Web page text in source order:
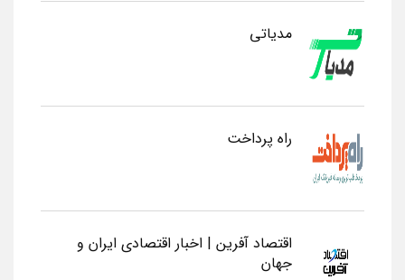
مدیاتی
راه پرداخت
اقتصاد آفرین | اخبار اقتصادی ایران و
جهان